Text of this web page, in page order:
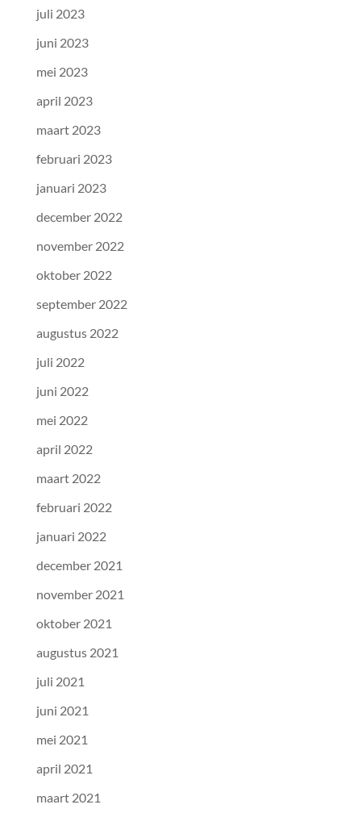
juli 2023
juni 2023
mei 2023
april 2023
maart 2023
februari 2023
januari 2023
december 2022
november 2022
oktober 2022
september 2022
augustus 2022
juli 2022
juni 2022
mei 2022
april 2022
maart 2022
februari 2022
januari 2022
december 2021
november 2021
oktober 2021
augustus 2021
juli 2021
juni 2021
mei 2021
april 2021
maart 2021